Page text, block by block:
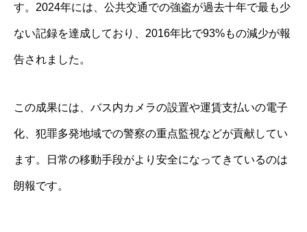
す。2024年には、公共交通での強盗が過去十年で最も少
ない記録を達成しており、2016年比で93%もの減少が報
告されました。
この成果には、バス内カメラの設置や運賃支払いの電子
化、犯罪多発地域での警察の重点監視などが貢献してい
ます。日常の移動手段がより安全になってきているのは
朗報です。